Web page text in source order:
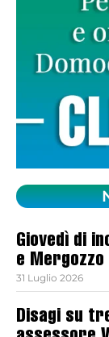
Giovedì di
e Mergozzo
31 Luglio 2026
Disagi su